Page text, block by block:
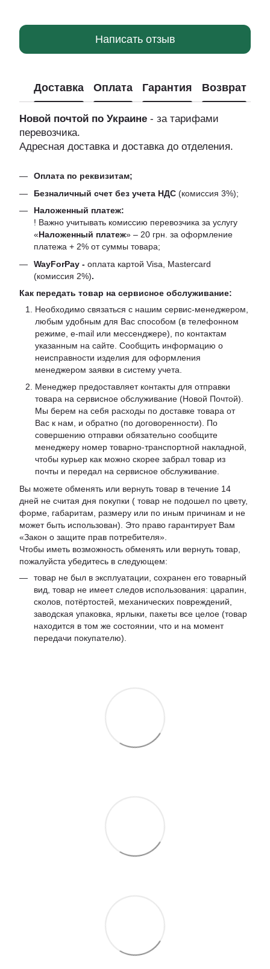
Написать отзыв
Доставка Оплата Гарантия Возврат
Новой почтой по Украине - за тарифами
перевозчика.
Адресная доставка и доставка до отделения.
Оплата по реквизитам;
Безналичный счет без учета НДС (комиссия 3%);
Наложенный платеж:
! Важно учитывать комиссию перевозчика за услугу
«Наложенный платеж» – 20 грн. за оформление
платежа + 2% от суммы товара;
WayForPay - оплата картой Visa, Mastercard
(комиссия 2%).
Как передать товар на сервисное обслуживание:
Необходимо связаться с нашим сервис-менеджером,
любым удобным для Вас способом (в телефонном
режиме, e-mail или мессенджере), по контактам
указанным на сайте. Сообщить информацию о
неисправности изделия для оформления
менеджером заявки в систему учета.
Менеджер предоставляет контакты для отправки
товара на сервисное обслуживание (Новой Почтой).
Мы берем на себя расходы по доставке товара от
Вас к нам, и обратно (по договоренности). По
совершению отправки обязательно сообщите
менеджеру номер товарно-транспортной накладной,
чтобы курьер как можно скорее забрал товар из
почты и передал на сервисное обслуживание.
Вы можете обменять или вернуть товар в течение 14
дней не считая дня покупки ( товар не подошел по цвету,
форме, габаритам, размеру или по иным причинам и не
может быть использован). Это право гарантирует Вам
«Закон о защите прав потребителя».
Чтобы иметь возможность обменять или вернуть товар,
пожалуйста убедитесь в следующем:
товар не был в эксплуатации, сохранен его товарный
вид, товар не имеет следов использования: царапин,
сколов, потёртостей, механических повреждений,
заводская упаковка, ярлыки, пакеты все целое (товар
находится в том же состоянии, что и на момент
передачи покупателю).